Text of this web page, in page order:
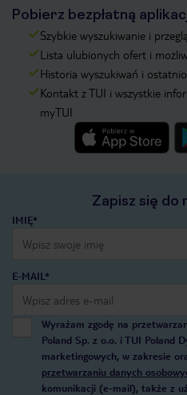
Pobierz bezpłatną
Szybkie wyszukiwanie i
Lista ulubionych ofert i
Historia wyszukiwań i
Kontakt z TUI i wszystkie
myTUI
Zapisz się
IMIĘ*
E-MAIL*
Wyrażam zgodę na
Poland Sp. z o.o. i TUI Poland
marketingowych, w zakresie
przetwarzaniu danych
komunikacji (e-mail), także z